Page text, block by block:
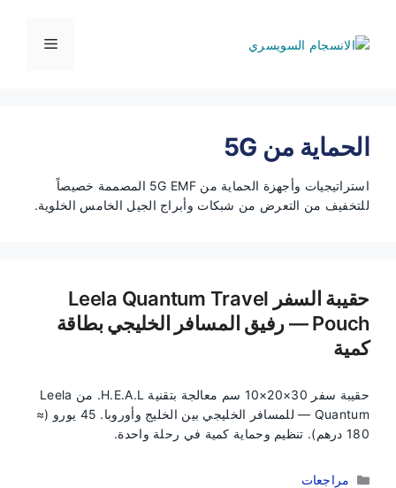
المحتوى
القائمة
الحماية من 5G
استراتيجيات وأجهزة الحماية من 5G EMF المصممة خصيصاً
للتخفيف من التعرض من شبكات وأبراج الجيل الخامس الخلوية.
حقيبة السفر Leela Quantum Travel
Pouch — رفيق المسافر الخليجي بطاقة
كمية
حقيبة سفر 30×20×10 سم معالجة بتقنية H.E.A.L. من Leela
Quantum — للمسافر الخليجي بين الخليج وأوروبا. 45 يورو (≈
180 درهم). تنظيم وحماية كمية في رحلة واحدة.
التصنيفات
مراجعات